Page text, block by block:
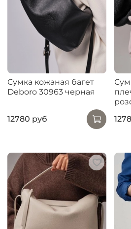
Сумка кожаная багет
Deboro 30963 черная
12780 руб